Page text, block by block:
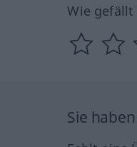
Wie gefällt
Sie